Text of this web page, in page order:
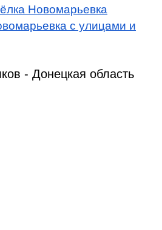
Новомарьевка
с улицами и
- Донецкая область